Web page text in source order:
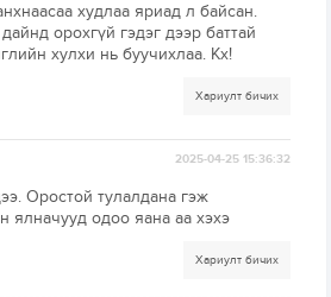
худлаа яриад л байсан.
орохгүй гэдэг дээр баттай
хулхи нь буучихлаа. Кх!
Хариулт бичих
2025-04-25 15:36:32
Оростой тулалдана гэж
ялначууд одоо яана аа хэхэ
Хариулт бичих